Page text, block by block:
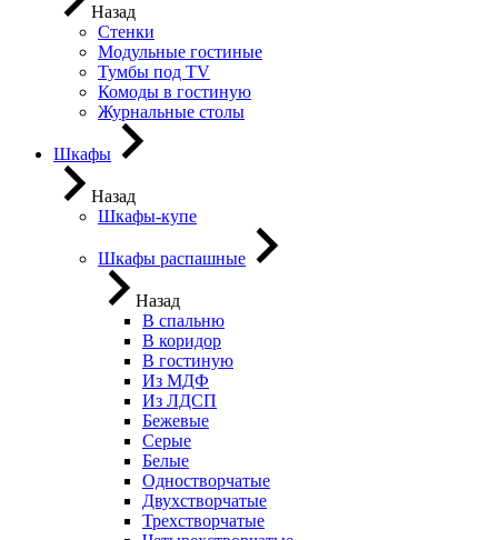
Назад
Стенки
Модульные гостиные
Тумбы под ТV
Комоды в гостиную
Журнальные столы
Шкафы
Назад
Шкафы-купе
Шкафы распашные
Назад
В спальню
В коридор
В гостиную
Из МДФ
Из ЛДСП
Бежевые
Серые
Белые
Одностворчатые
Двухстворчатые
Трехстворчатые